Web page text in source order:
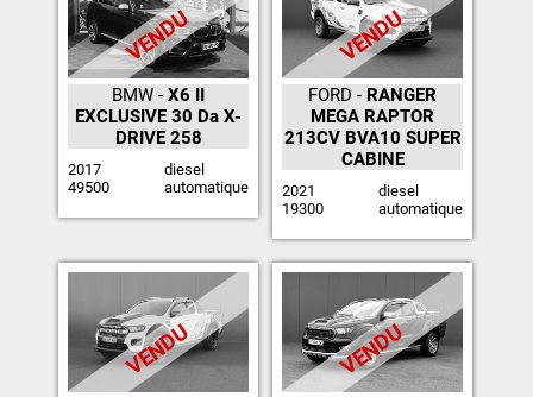
VENDU
BMW - X6 II
EXCLUSIVE 30 Da X-
DRIVE 258
2017
49500
diesel
automatique
VENDU
FORD - RANGER
MEGA RAPTOR
213CV BVA10 SUPER
CABINE
2021
19300
diesel
automatique
VENDU VENDU